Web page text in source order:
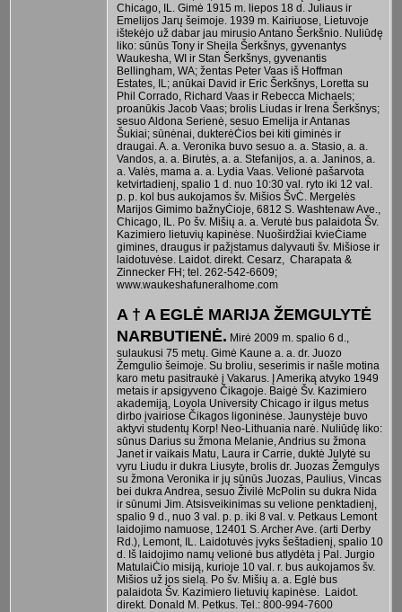
Chicago, IL. Gimė 1915 m. liepos 18 d. Juliaus ir
Emelijos Jarų šeimoje. 1939 m. Kairiuose, Lietuvoje
ištekėjo už dabar jau mirusio Antano Šerkšnio. Nuliūdę
liko: sūnūs Tony ir Sheila Šerkšnys, gyvenantys
Waukesha, WI ir Stan Šerkšnys, gyvenantis
Bellingham, WA; žentas Peter Vaas iš Hoffman
Estates, IL; anūkai David ir Eric Šerkšnys, Loretta su
Phil Corrado, Richard Vaas ir Rebecca Michaels;
proanūkis Jacob Vaas; brolis Liudas ir Irena Šerkšnys;
sesuo Aldona Serienė, sesuo Emelija ir Antanas
Šukiai; sūnėnai, dukterėĊios bei kiti giminės ir
draugai. A. a. Veronika buvo sesuo a. a. Stasio, a. a.
Vandos, a. a. Birutės, a. a. Stefanijos, a. a. Janinos, a.
a. Valės, mama a. a. Lydia Vaas. Velionė pašarvota
ketvirtadienį, spalio 1 d. nuo 10:30 val. ryto iki 12 val.
p. p. kol bus aukojamos šv. Mišios ŠvĊ. Mergelės
Marijos Gimimo bažnyĊioje, 6812 S. Washtenaw Ave.,
Chicago, IL. Po šv. Mišių a. a. Verutė bus palaidota Šv.
Kazimiero lietuvių kapinėse. Nuoširdžiai kvieĊiame
gimines, draugus ir pažįstamus dalyvauti šv. Mišiose ir
laidotuvėse. Laidot. direkt. Cesarz, Charapata &
Zinnecker FH; tel. 262-542-6609;
www.waukeshafuneralhome.com
A † A EGLĖ MARIJA ŽEMGULYTĖ
NARBUTIENĖ. Mirė 2009 m. spalio 6 d.,
sulaukusi 75 metų. Gimė Kaune a. a. dr. Juozo
Žemgulio šeimoje. Su broliu, seserimis ir našle motina
karo metu pasitraukė į Vakarus. Į Ameriką atvyko 1949
metais ir apsigyveno Čikagoje. Baigė Šv. Kazimiero
akademiją, Loyola University Chicago ir ilgus metus
dirbo įvairiose Čikagos ligoninėse. Jaunystėje buvo
aktyvi studentų Korp! Neo-Lithuania narė. Nuliūdę liko:
sūnus Darius su žmona Melanie, Andrius su žmona
Janet ir vaikais Matu, Laura ir Carrie, duktė Julytė su
vyru Liudu ir dukra Liusyte, brolis dr. Juozas Žemgulys
su žmona Veronika ir jų sūnūs Juozas, Paulius, Vincas
bei dukra Andrea, sesuo Živilė McPolin su dukra Nida
ir sūnumi Jim. Atsisveikinimas su velione penktadienį,
spalio 9 d., nuo 3 val. p. p. iki 8 val. v. Petkaus Lemont
laidojimo namuose, 12401 S. Archer Ave. (arti Derby
Rd.), Lemont, IL. Laidotuvės įvyks šeštadienį, spalio 10
d. Iš laidojimo namų velionė bus atlydėta į Pal. Jurgio
MatulaiĊio misiją, kurioje 10 val. r. bus aukojamos šv.
Mišios už jos sielą. Po šv. Mišių a. a. Eglė bus
palaidota Šv. Kazimiero lietuvių kapinėse. Laidot.
direkt. Donald M. Petkus. Tel.: 800-994-7600